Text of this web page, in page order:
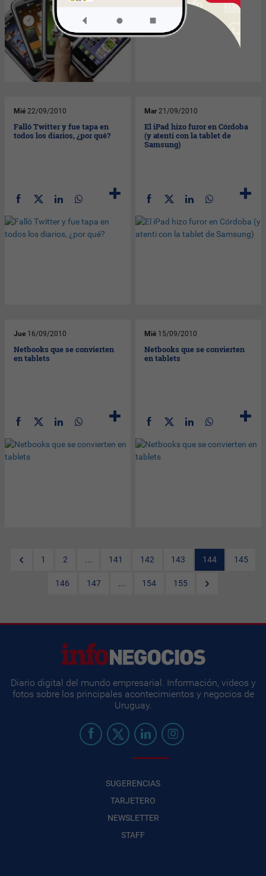
Mié 22/09/2010
Falló Twitter y fue tapa en
todos los diarios, ¿por qué?
Mar 21/09/2010
El iPad hizo furor en Córdoba
(y atenti con la tablet de
Samsung)
Jue 16/09/2010
Netbooks que se convierten
en tablets
Mié 15/09/2010
Netbooks que se convierten
en tablets
1 2 ... 141 142 143 144 145
146 147 ... 154 155
Diario digital del mundo empresarial. Información, videos y
fotos sobre los principales acontecimientos y negocios de
Uruguay.
SUGERENCIAS
TARJETERO
NEWSLETTER
STAFF